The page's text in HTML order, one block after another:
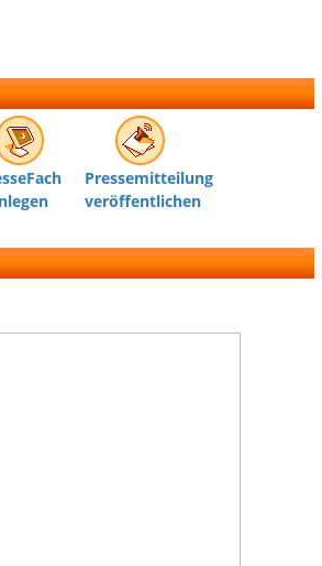
Pressemitteilung
veröffentlichen